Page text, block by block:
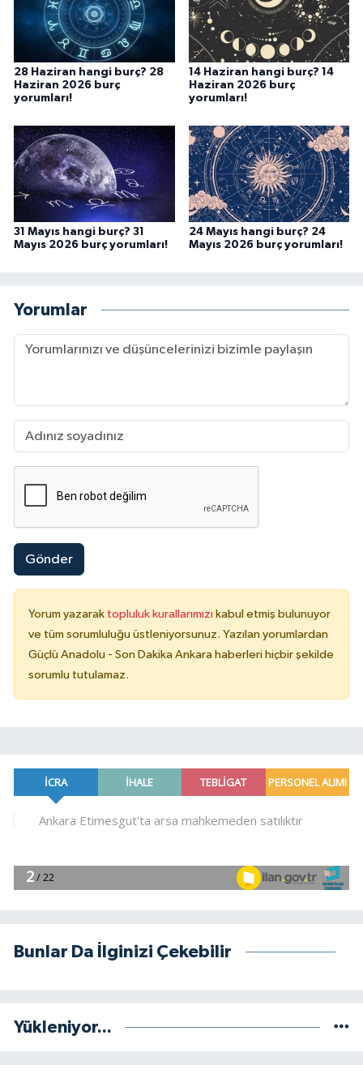
28 Haziran hangi burç? 28
Haziran 2026 burç
yorumları!
14 Haziran hangi burç? 14
Haziran 2026 burç
yorumları!
31 Mayıs hangi burç? 31
Mayıs 2026 burç yorumları!
24 Mayıs hangi burç? 24
Mayıs 2026 burç yorumları!
Yorumlar
Gönder
Yorum yazarak topluluk kurallarımızı kabul etmiş bulunuyor
ve tüm sorumluluğu üstleniyorsunuz. Yazılan yorumlardan
Güçlü Anadolu - Son Dakika Ankara haberleri hiçbir şekilde
sorumlu tutulamaz.
Bunlar Da İlginizi Çekebilir
Yükleniyor...